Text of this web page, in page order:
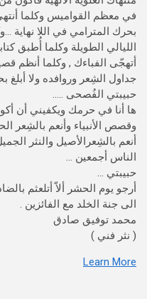
في معظم القواميس وكلما
بحرك المترامي في اللا نهاية
الليالي الطويلة وكلما أُطبق
أتهجّى الفباءك , وكلما أنظم
جداول الشِعر وروافده ولا أبلغ
حبيبتي الفُصحى …..
ها أنا في حرمك ويكفيني أن
وقصص الأنبياء وأنعم بالشِعر
أنعم بالشِعرالأصيل والنثر
الناس أجمعين …
حبيبتي …
أرجو يوم الحشر ألاّ أتلعثم
الى جنة الخلد مع الفائزين .
محمد توفيق صادق
( نثر فني )
Learn More